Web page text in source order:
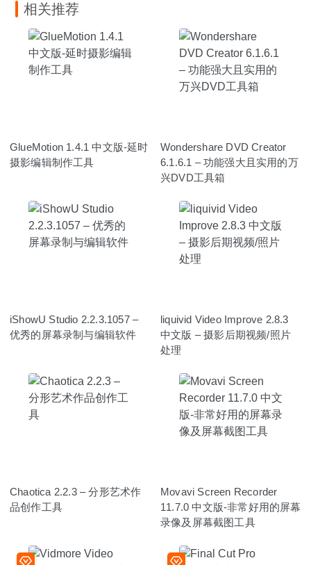
相关推荐
GlueMotion 1.4.1 中文版-延时
摄影编辑制作工具
Wondershare DVD Creator
6.1.6.1 – 功能强大且实用的万
兴DVD工具箱
iShowU Studio 2.2.3.1057 –
优秀的屏幕录制与编辑软件
liquivid Video Improve 2.8.3
中文版 – 摄影后期视频/照片
处理
Chaotica 2.2.3 – 分形艺术作
品创作工具
Movavi Screen Recorder
11.7.0 中文版-非常好用的屏幕
录像及屏幕截图工具